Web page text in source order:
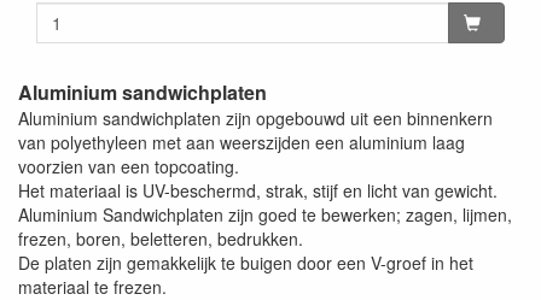
Aluminium sandwichplaten
Aluminium sandwichplaten zijn opgebouwd uit een binnenkern
van polyethyleen met aan weerszijden een aluminium laag
voorzien van een topcoating.
Het materiaal is UV-beschermd, strak, stijf en licht van gewicht.
Aluminium Sandwichplaten zijn goed te bewerken; zagen, lijmen,
frezen, boren, beletteren, bedrukken.
De platen zijn gemakkelijk te buigen door een V-groef in het
materiaal te frezen.